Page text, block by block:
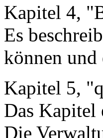
Kapitel 4,
Es
können
Kapitel 5,
Das Kapitel
Die